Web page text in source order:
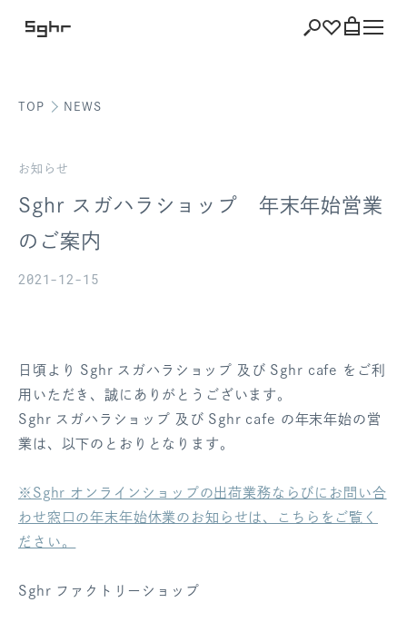
ショッピング
お気に入り
TOP NEWS
お知らせ
Sghr スガハラショップ 年末年始営業
のご案内
2021-12-15
日頃より Sghr スガハラショップ 及び Sghr cafe をご利
用いただき、誠にありがとうございます。
Sghr スガハラショップ 及び Sghr cafe の年末年始の営
業は、以下のとおりとなります。
※Sghr オンラインショップの出荷業務ならびにお問い合
わせ窓口の年末年始休業のお知らせは、こちらをご覧く
ださい。
Sghr ファクトリーショップ